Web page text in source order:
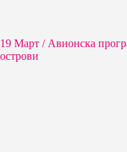
19 Март / Aвионска
острови